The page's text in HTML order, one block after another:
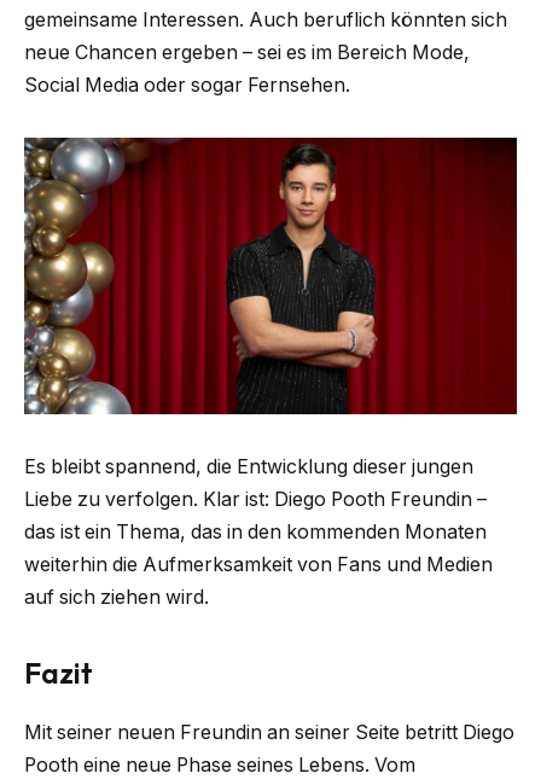
gemeinsame Interessen. Auch beruflich könnten sich
neue Chancen ergeben – sei es im Bereich Mode,
Social Media oder sogar Fernsehen.
Es bleibt spannend, die Entwicklung dieser jungen
Liebe zu verfolgen. Klar ist: Diego Pooth Freundin –
das ist ein Thema, das in den kommenden Monaten
weiterhin die Aufmerksamkeit von Fans und Medien
auf sich ziehen wird.
Fazit
Mit seiner neuen Freundin an seiner Seite betritt Diego
Pooth eine neue Phase seines Lebens. Vom